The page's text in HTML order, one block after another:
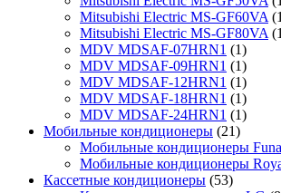
Mitsubishi Electric MS-GF60VA
Mitsubishi Electric MS-GF80VA
MDV MDSAF-07HRN1 (1)
MDV MDSAF-09HRN1 (1)
MDV MDSAF-12HRN1 (1)
MDV MDSAF-18HRN1 (1)
MDV MDSAF-24HRN1 (1)
Мобильные кондиционеры (21)
Мобильные кондиционеры
Мобильные кондиционеры
Кассетные кондиционеры (53)